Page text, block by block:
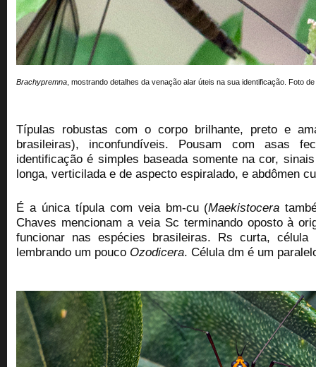
Brachypremna , mostrando detalhes da venação alar úteis na sua identificação. Foto de
Típulas robustas com o corpo brilhante, preto e
brasileiras), inconfundíveis. Pousam com asas
identificação é simples baseada somente na cor,
longa, verticilada e de aspecto espiralado, e abdômen
É a única típula com veia bm-cu (Maekistocera
Chaves mencionam a veia Sc terminando oposto à
funcionar nas espécies brasileiras. Rs curta,
lembrando um pouco Ozodicera. Célula dm é um